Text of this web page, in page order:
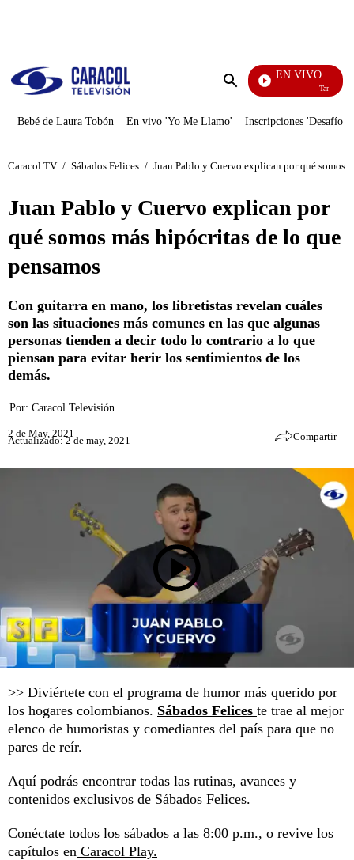
Enviar
EN VIVO
También
Bebé de Laura Tobón En vivo 'Yo Me Llamo' Inscripciones 'Desafío'
Caracol TV / Sábados Felices / Juan Pablo y Cuervo explican por qué somos
Juan Pablo y Cuervo explican por
qué somos más hipócritas de lo que
pensamos
Con guitarra en mano, los libretistas revelan cuáles
son las situaciones más comunes en las que algunas
personas tienden a decir todo lo contrario a lo que
piensan para evitar herir los sentimientos de los
demás.
Por: Caracol Televisión
2 de May, 2021
Actualizado: 2 de may, 2021 Compartir
>> Diviértete con el programa de humor más querido por
los hogares colombianos. Sábados Felices te trae al mejor
elenco de humoristas y comediantes del país para que no
pares de reír.
Aquí podrás encontrar todas las rutinas, avances y
contenidos exclusivos de Sábados Felices.
Conéctate todos los sábados a las 8:00 p.m., o revive los
capítulos en Caracol Play.